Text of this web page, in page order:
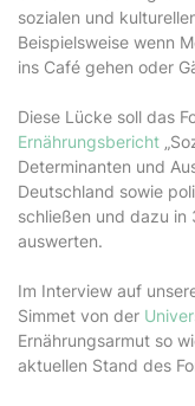
sozialen und
Beispielsweise wenn
ins Café gehen oder
Diese Lücke soll das
Ernährungsbericht
Determinanten und
Deutschland sowie
schließen und dazu in
auswerten.
Im Interview auf
Simmet von der
Ernährungsarmut so
aktuellen Stand des